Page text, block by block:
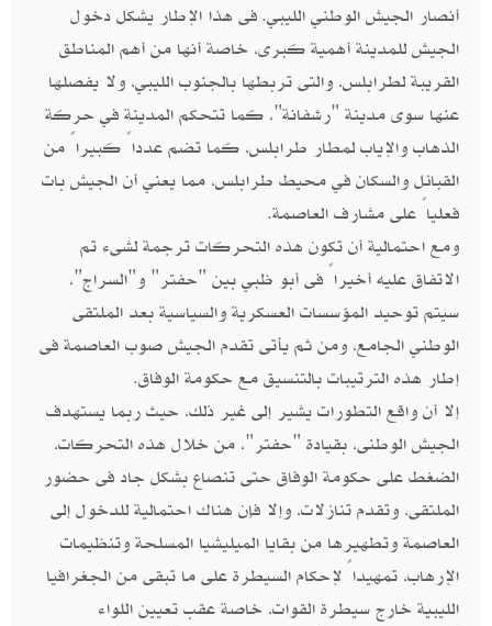
أنصار الجيش الوطني الليبي. فى هذا الإطار يشكل دخول
الجيش للمدينة أهمية كبرى، خاصة أنها من أهم المناطق
القريبة لطرابلس، والتى تربطها بالجنوب الليبي، ولا يفصلها
عنها سوى مدينة "رشفانة"، كما تتحكم المدينة في حركة
الذهاب والإياب لمطار طرابلس، كما تضم عدداً كبيراً من
القبائل والسكان في محيط طرابلس، مما يعني أن الجيش بات
فعلياً على مشارف العاصمة.
ومع احتمالية أن تكون هذه التحركات ترجمة لشىء تم
الاتفاق عليه أخيراً فى أبو ظبي بين "حفتر" و"السراج"،
سيتم توحيد المؤسسات العسكرية والسياسية بعد الملتقى
الوطني الجامع، ومن ثم يأتى تقدم الجيش صوب العاصمة فى
إطار هذه الترتيبات بالتنسيق مع حكومة الوفاق.
إلا أن واقع التطورات يشير إلى غير ذلك، حيث ربما يستهدف
الجيش الوطنى، بقيادة "حفتر"، من خلال هذه التحركات،
الضغط على حكومة الوفاق حتى تنصاع بشكل جاد فى حضور
الملتقى، وتقدم تنازلات، وإلا فإن هناك احتمالية للدخول إلى
العاصمة وتطهيرها من بقايا الميليشيا المسلحة وتنظيمات
الإرهاب، تمهيداً لإحكام السيطرة على ما تبقى من الجغرافيا
الليبية خارج سيطرة القوات، خاصة عقب تعيين اللواء